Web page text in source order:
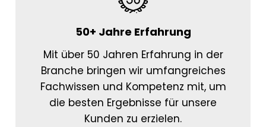
50+ Jahre Erfahrung
Mit über 50 Jahren Erfahrung in der
Branche bringen wir umfangreiches
Fachwissen und Kompetenz mit, um
die besten Ergebnisse für unsere
Kunden zu erzielen.